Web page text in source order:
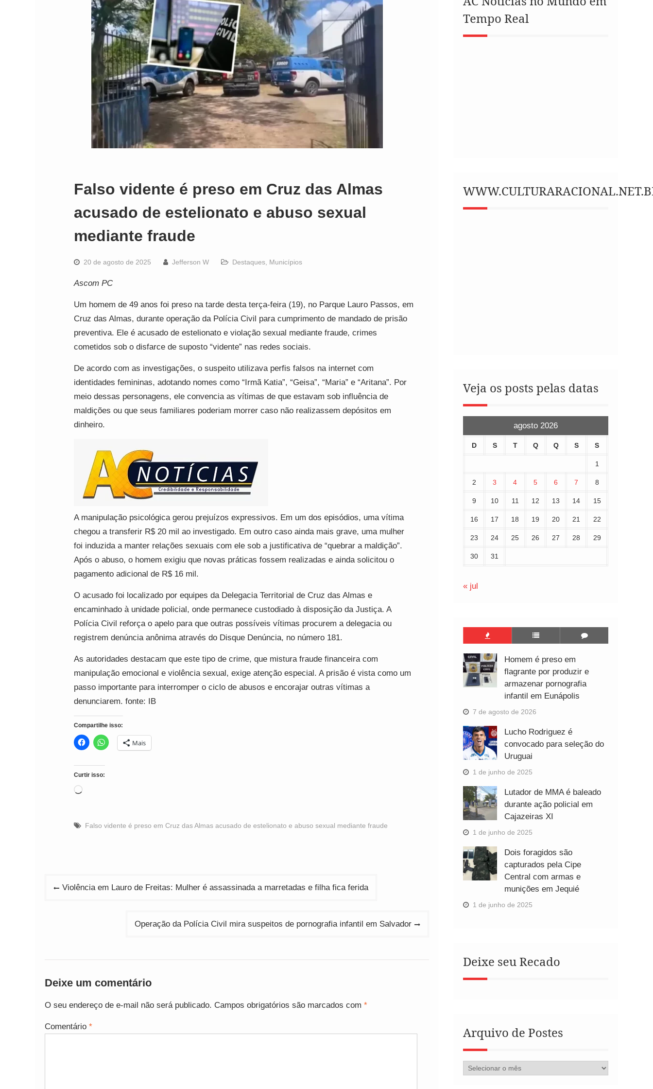
Falso vidente é preso em Cruz das Almas
acusado de estelionato e abuso sexual
mediante fraude
20 de agosto de 2025 Jefferson W Destaques Municípios
Ascom PC
Um homem de 49 anos foi preso na tarde desta terça-feira (19), no Parque Lauro Passos, em
Cruz das Almas, durante operação da Polícia Civil para cumprimento de mandado de prisão
preventiva. Ele é acusado de estelionato e violação sexual mediante fraude, crimes
cometidos sob o disfarce de suposto “vidente” nas redes sociais.
De acordo com as investigações, o suspeito utilizava perfis falsos na internet com
identidades femininas, adotando nomes como “Irmã Katia”, “Geisa”, “Maria” e “Aritana”. Por
meio dessas personagens, ele convencia as vítimas de que estavam sob influência de
maldições ou que seus familiares poderiam morrer caso não realizassem depósitos em
dinheiro.
A manipulação psicológica gerou prejuízos expressivos. Em um dos episódios, uma vítima
chegou a transferir R$ 20 mil ao investigado. Em outro caso ainda mais grave, uma mulher
foi induzida a manter relações sexuais com ele sob a justificativa de “quebrar a maldição”.
Após o abuso, o homem exigiu que novas práticas fossem realizadas e ainda solicitou o
pagamento adicional de R$ 16 mil.
O acusado foi localizado por equipes da Delegacia Territorial de Cruz das Almas e
encaminhado à unidade policial, onde permanece custodiado à disposição da Justiça. A
Polícia Civil reforça o apelo para que outras possíveis vítimas procurem a delegacia ou
registrem denúncia anônima através do Disque Denúncia, no número 181.
As autoridades destacam que este tipo de crime, que mistura fraude financeira com
manipulação emocional e violência sexual, exige atenção especial. A prisão é vista como um
passo importante para interromper o ciclo de abusos e encorajar outras vítimas a
denunciarem. fonte: IB
Compartilhe isso:
Mais
Curtir isso:
Carregando...
Falso vidente é preso em Cruz das Almas acusado de estelionato e abuso sexual mediante fraude
Navegação
Violência em Lauro de Freitas: Mulher é assassinada a marretadas e filha fica ferida
Operação da Polícia Civil mira suspeitos de pornografia infantil em Salvador
Deixe um comentário
O seu endereço de e-mail não será publicado. Campos obrigatórios são marcados com *
Comentário *
Tempo Real
Veja os posts pelas datas
agosto 2026
D S T Q Q S S
1
2 3 4 5 6 7 8
9 10 11 12 13 14 15
16 17 18 19 20 21 22
23 24 25 26 27 28 29
30 31
« jul
Homem é preso em
flagrante por produzir e
armazenar pornografia
infantil em Eunápolis
7 de agosto de 2026
Lucho Rodriguez é
convocado para seleção do
Uruguai
1 de junho de 2025
Lutador de MMA é baleado
durante ação policial em
Cajazeiras XI
1 de junho de 2025
Dois foragidos são
capturados pela Cipe
Central com armas e
munições em Jequié
1 de junho de 2025
Deixe seu Recado
Arquivo de Postes
Arquivo